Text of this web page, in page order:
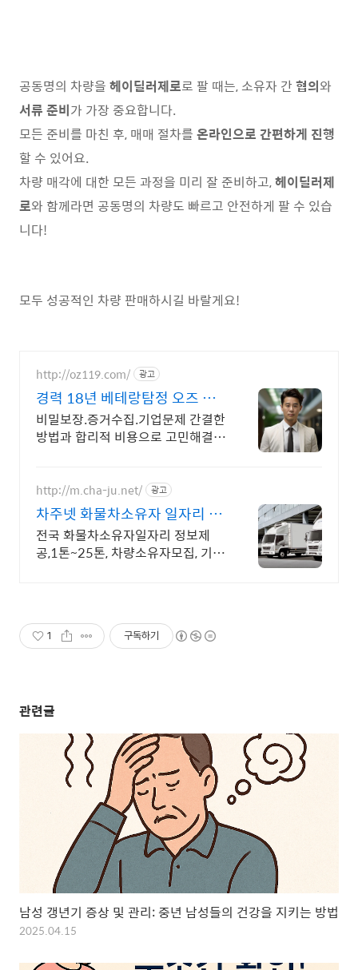
공동명의 차량을 헤이딜러제로로 팔 때는, 소유자 간 협의와
서류 준비가 가장 중요합니다.
모든 준비를 마친 후, 매매 절차를 온라인으로 간편하게 진행
할 수 있어요.
차량 매각에 대한 모든 과정을 미리 잘 준비하고,헤이딜러제
로와 함께라면 공동명의 차량도 빠르고 안전하게 팔 수 있습
니다!
모두 성공적인 차량 판매하시길 바랄게요!
http://oz119.com/ 광고
경력 18년 베테랑탐정 오즈 전
국지사운영
비밀보장.증거수집.기업문제 간결한
방법과 합리적 비용으로 고민해결
http://m.cha-ju.net/ 광고
차주넷 화물차소유자 일자리 차
주넷 전국화물차소유자일자리
전국 화물차소유자일자리 정보제
공,1톤~25톤, 차량소유자모집, 기업
1 구독하기
관련글
남성 갱년기 증상 및 관리: 중년 남성들의 건강을 지키는 방법
2025.04.15